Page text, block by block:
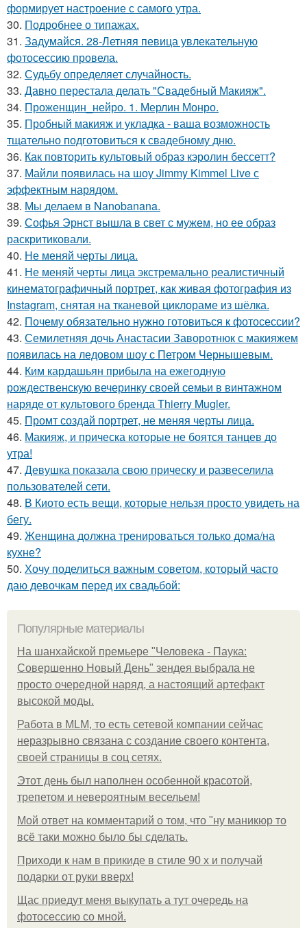
формирует настроение с самого утра.
30. Подробнее о типажах.
31. Задумайся. 28-Летняя певица увлекательную
фотосессию провела.
32. Судьбу определяет случайность.
33. Давно перестала делать "Свадебный Макияж".
34. Проженщин_нейро. 1. Мерлин Монро.
35. Пробный макияж и укладка - ваша возможность
тщательно подготовиться к свадебному дню.
36. Как повторить культовый образ кэролин бессетт?
37. Майли появилась на шоу Jimmy Kimmel Live с
эффектным нарядом.
38. Мы делаем в Nanobanana.
39. Софья Эрнст вышла в свет с мужем, но ее образ
раскритиковали.
40. Не меняй черты лица.
41. Не меняй черты лица экстремально реалистичный
кинематографичный портрет, как живая фотография из
Instagram, снятая на тканевой циклораме из шёлка.
42. Почему обязательно нужно готовиться к фотосессии?
43. Семилетняя дочь Анастасии Заворотнюк с макияжем
появилась на ледовом шоу с Петром Чернышевым.
44. Ким кардашьян прибыла на ежегодную
рождественскую вечеринку своей семьи в винтажном
наряде от культового бренда Thierry Mugler.
45. Промт создай портрет, не меняя черты лица.
46. Макияж, и прическа которые не боятся танцев до
утра!
47. Девушка показала свою прическу и развеселила
пользователей сети.
48. В Киото есть вещи, которые нельзя просто увидеть на
бегу.
49. Женщина должна тренироваться только дома/на
кухне?
50. Хочу поделиться важным советом, который часто
даю девочкам перед их свадьбой:
Популярные материалы
На шанхайской премьере "Человека - Паука:
Совершенно Новый День" зендея выбрала не
просто очередной наряд, а настоящий артефакт
высокой моды.
Работа в MLM, то есть сетевой компании сейчас
неразрывно связана с создание своего контента,
своей страницы в соц сетях.
Этот день был наполнен особенной красотой,
трепетом и невероятным весельем!
Мой ответ на комментарий о том, что "ну маникюр то
всё таки можно было бы сделать.
Приходи к нам в прикиде в стиле 90 х и получай
подарки от руки вверх!
Щас приедут меня выкупать а тут очередь на
фотосессию со мной.